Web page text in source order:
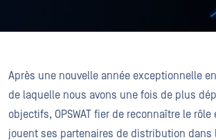
Après une nouvelle année exceptionnelle
de laquelle nous avons une fois de plus
objectifs, OPSWAT fier de reconnaître le
jouent ses partenaires de distribution dans